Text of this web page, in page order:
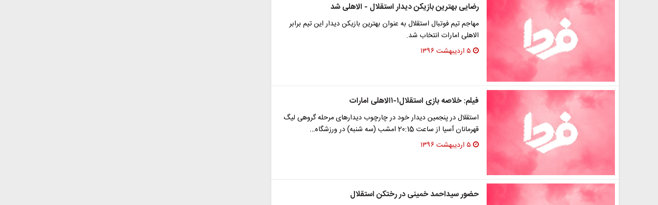
رضایی بهترین بازیکن دیدار استقلال - الاهلی شد
مهاجم تیم فوتبال استقلال به عنوان بهترین بازیکن دیدار این تیم برابر
الاهلی امارات انتخاب شد.
۵ اردیبهشت ۱۳۹۶
فیلم: خلاصه بازی استقلال۱-۱الاهلی امارات
استقلال در پنجمین دیدار خود در چارچوب دیدارهای مرحله گروهی لیگ
قهرمانان آسیا از ساعت 20:15 امشب (سه شنبه) در ورزشگاه…
۵ اردیبهشت ۱۳۹۶
حضور سیداحمد خمینی در رختکن استقلال